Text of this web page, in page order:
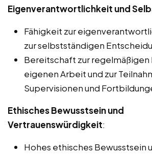
Eigenverantwortlichkeit und
Fähigkeit zur
zur selbstständigen
Bereitschaft zur regelmäßigen
eigenen Arbeit und zur
Supervisionen und
Ethisches Bewusstsein und
Vertrauenswürdigkeit:
Hohes ethisches Bewusstsein